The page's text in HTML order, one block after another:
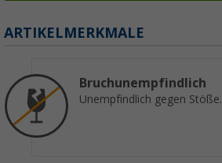
ARTIKELMERKMALE
Bruchunempfindlich
Unempfindlich gegen Stöße.